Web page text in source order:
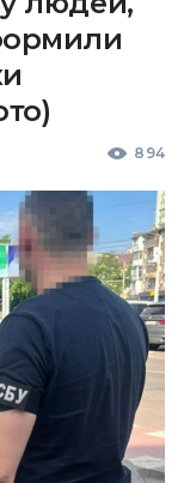
894